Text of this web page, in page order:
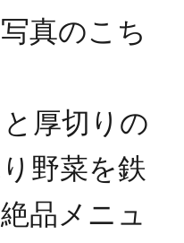
真のこち
厚切りの
野菜を鉄
品メニュ